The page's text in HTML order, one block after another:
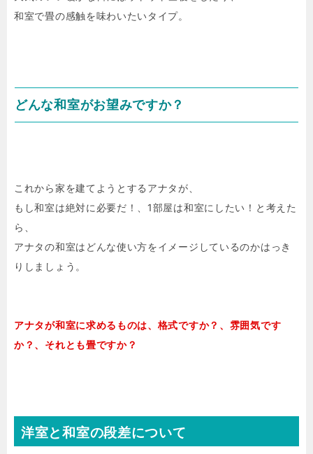
和室で畳の感触を味わいたいタイプ。
どんな和室がお望みですか？
これから家を建てようとするアナタが、
もし和室は絶対に必要だ！、1部屋は和室にしたい！と考えた
ら、
アナタの和室はどんな使い方をイメージしているのかはっき
りしましょう。
アナタが和室に求めるものは、格式ですか？、雰囲気です
か？、それとも畳ですか？
洋室と和室の段差について